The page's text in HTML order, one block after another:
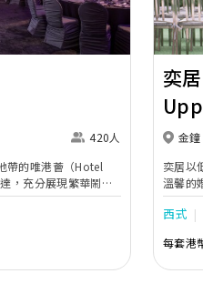
420人
帶的唯港薈（Hotel
，充分展現繁華鬧巿
宴的熱門之選。專業團
薈都力臻完美，保證
樓頂的Silverbox宴會
備配套，並採用極富
同的經典神韻。不論
奕居
金鐘
奕居以
溫馨的
團隊會
西式
每套港